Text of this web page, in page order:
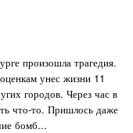
произошла трагедия.
унес жизни 11
городов. Через час в
что-то. Пришлось даже
бомб...